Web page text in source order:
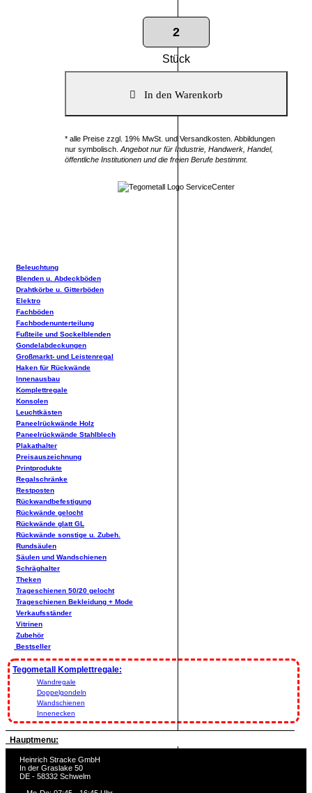
Stück
* alle Preise zzgl. 19% MwSt. und Versandkosten. Abbildungen
nur symbolisch. Angebot nur für Industrie, Handwerk, Handel,
öffentliche Institutionen und die freien Berufe bestimmt.
Beleuchtung
Blenden u. Abdeckböden
Drahtkörbe u. Gitterböden
Elektro
Fachböden
Fachbodenunterteilung
Fußteile und Sockelblenden
Gondelabdeckungen
Großmarkt- und Leistenregal
Haken für Rückwände
Innenausbau
Komplettregale
Konsolen
Leuchtkästen
Paneelrückwände Holz
Paneelrückwände Stahlblech
Plakathalter
Preisauszeichnung
Printprodukte
Regalschränke
Restposten
Rückwandbefestigung
Rückwände gelocht
Rückwände glatt GL
Rückwände sonstige u. Zubeh.
Rundsäulen
Säulen und Wandschienen
Schräghalter
Theken
Trageschienen 50/20 gelocht
Trageschienen Bekleidung + Mode
Verkaufsständer
Vitrinen
Zubehör
Bestseller
Tegometall Komplettregale:
Wandregale
Doppelgondeln
Wandschienen
Innenecken
Hauptmenu:
Heinrich Stracke GmbH
In der Graslake 50
DE - 58332 Schwelm